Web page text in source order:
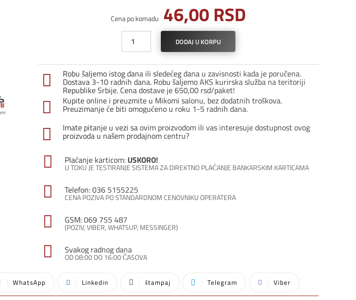
Cena po komadu 46,00RSD
ugao
coklu
6007
-
Javor
količina
DODAJ U KORPU
Robu šaljemo istog dana ili sledećeg dana u zavisnosti kada je poručena.
Dostava 3-10 radnih dana. Robu šaljemo AKS kurirska služba na teritoriji
Republike Srbije. Cena dostave je 650,00 rsd/paket!
Kupite online i preuzmite u Mikomi salonu, bez dodatnih troškova.
Preuzimanje će biti omogućeno u roku 1-5 radnih dana.
Imate pitanje u vezi sa ovim proizvodom ili vas interesuje dostupnost ovog
proizvoda u našem prodajnom centru?
Plaćanje karticom: USKORO!
U TOKU JE TESTIRANJE SISTEMA ZA DIREKTNO PLAĆANJE BANKARSKIM KARTICAMA
Telefon: 036 5155225
CENA POZIVA PO STANDARDNOM CENOVNIKU OPERATERA
GSM: 069 755 487
(POZIV, VIBER, WHATSUP, MESSINGER)
Svakog radnog dana
OD 08:00 DO 16:00 ČASOVA
WhatsApp Linkedin štampaj Telegram Viber